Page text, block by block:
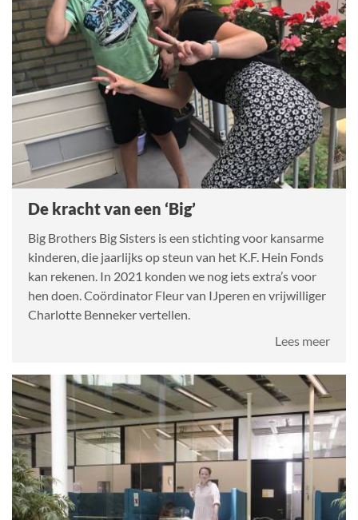
De kracht van een ‘Big’
Big Brothers Big Sisters is een stichting voor kansarme
kinderen, die jaarlijks op steun van het K.F. Hein Fonds
kan rekenen. In 2021 konden we nog iets extra’s voor
hen doen. Coördinator Fleur van IJperen en vrijwilliger
Charlotte Benneker vertellen.
Lees meerover
van
een
‘Big’